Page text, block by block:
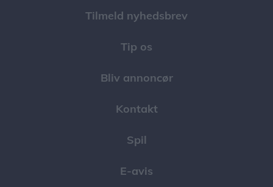
Tilmeld nyhedsbrev
Tip os
Bliv annoncør
Kontakt
Spil
E-avis